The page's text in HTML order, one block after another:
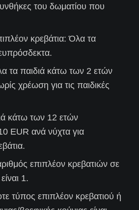
του δωματίου που
κρεβάτια: Όλα τα
τα παιδιά κάτω των 2 ετών
χρέωση για τις παιδικές
κάτω των 12 ετών
EUR ανά νύχτα για
επιπλέον κρεβατιών σε
1.
τύπος επιπλέον κρεβατιού ή